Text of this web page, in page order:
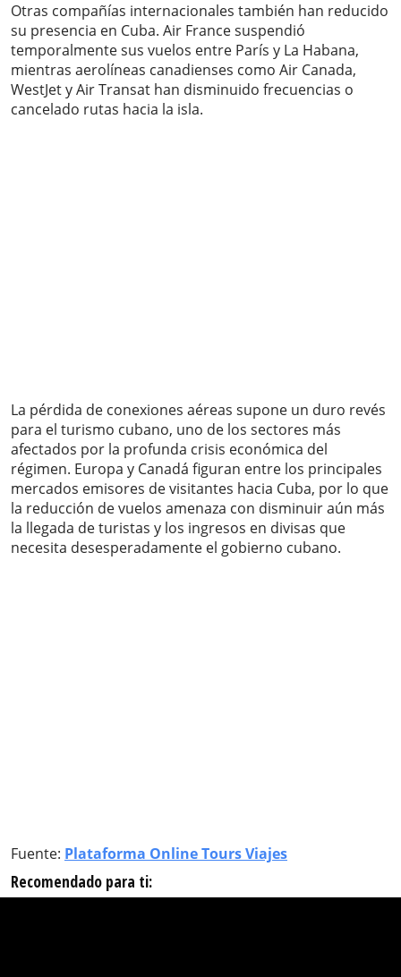
Otras compañías internacionales también han reducido
su presencia en Cuba. Air France suspendió
temporalmente sus vuelos entre París y La Habana,
mientras aerolíneas canadienses como Air Canada,
WestJet y Air Transat han disminuido frecuencias o
cancelado rutas hacia la isla.
La pérdida de conexiones aéreas supone un duro revés
para el turismo cubano, uno de los sectores más
afectados por la profunda crisis económica del
régimen. Europa y Canadá figuran entre los principales
mercados emisores de visitantes hacia Cuba, por lo que
la reducción de vuelos amenaza con disminuir aún más
la llegada de turistas y los ingresos en divisas que
necesita desesperadamente el gobierno cubano.
Fuente: Plataforma Online Tours Viajes
Recomendado para ti: